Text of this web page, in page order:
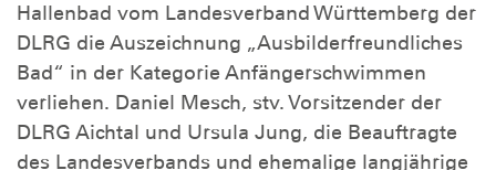
Hallenbad vom Landesverband Württemberg der
DLRG die Auszeichnung „Ausbilderfreundliches
Bad“ in der Kategorie Anfängerschwimmen
verliehen. Daniel Mesch, stv. Vorsitzender der
DLRG Aichtal und Ursula Jung, die Beauftragte
des Landesverbands und ehemalige langjährige